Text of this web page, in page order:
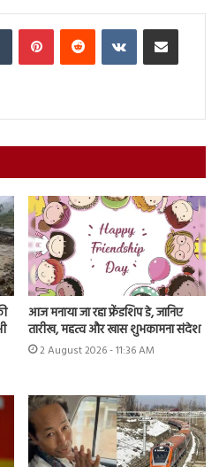
Tumblr PinterestReddit VKontakteShare via Email
आज मनाया जा रहा फ्रेंडशिप डे, जानिए
तारीख, महत्व और खास शुभकामना संदेश
2 August 2026 - 11:36 AM